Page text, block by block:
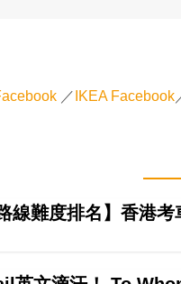
／ IKEA Facebook
線難度排名】香港